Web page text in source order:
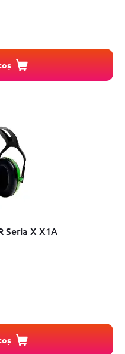
Seria X X1A